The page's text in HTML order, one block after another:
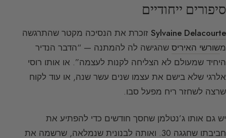
סיפורים ייחודיים
Sylvaine Delacourte זוכרת את הנסיכה מקטר שהתרגשה
משורשי האיריס שהגישה לה להמתנה — “הדבר הנדיר
היחיד שמעולם לא הצליחה לקנות לעצמה”. או אותו רוסי
אלרגי שלא בישם את עצמו שנים עשר שנה, או עוד לקוח
שרצה לשחזר ריח מפעל סבו.
יש גם אותו ג’נטלמן שחסך חודשים כדי להפתיע את
חביבתו שחגגה 30. ואותה לבנונית שנמלאה, שרשמה את